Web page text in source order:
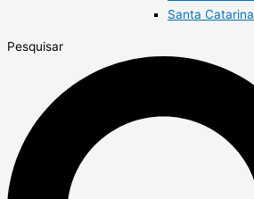
Santa Catarina
Pesquisar